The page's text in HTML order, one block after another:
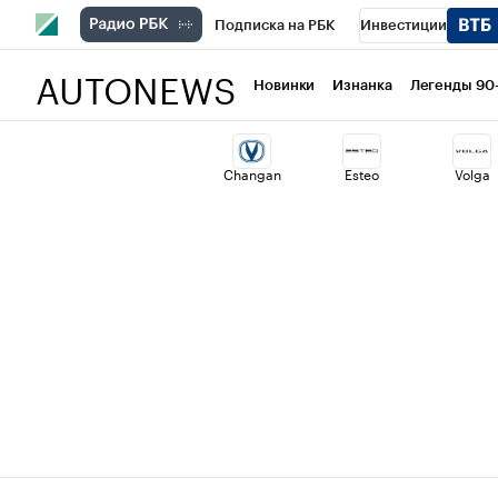
Подписка на РБК Инвестиции
Национальные проекты Город
Кредитные рейтинги Франшизы
AUTONEWS Новинки Изнанка Легенды
Changan Esteo Volga